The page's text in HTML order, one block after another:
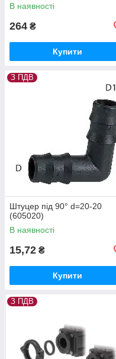
В наявності
264 ₴
Купити
З ПДВ
Штуцер під 90° d=20-20
(605020)
В наявності
15,72 ₴
Купити
З ПДВ